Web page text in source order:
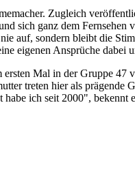
Zugleich
sich ganz dem
auf, sondern bleibt die
eigenen Ansprüche dabei
Mal in der Gruppe
treten hier als prägende
habe ich seit 2000", bekennt